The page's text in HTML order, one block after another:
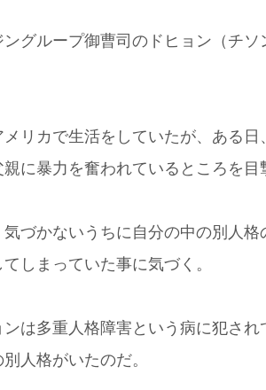
ングループ御曹司のドヒョン（チ
メリカで生活をしていたが、ある
親に暴力を奮われているところを
気づかないうちに自分の中の別人
てしまっていた事に気づく。
ンは多重人格障害という病に犯さ
別人格がいたのだ。